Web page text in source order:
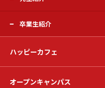
卒業生紹介
ハッピーカフェ
オープンキャンパス